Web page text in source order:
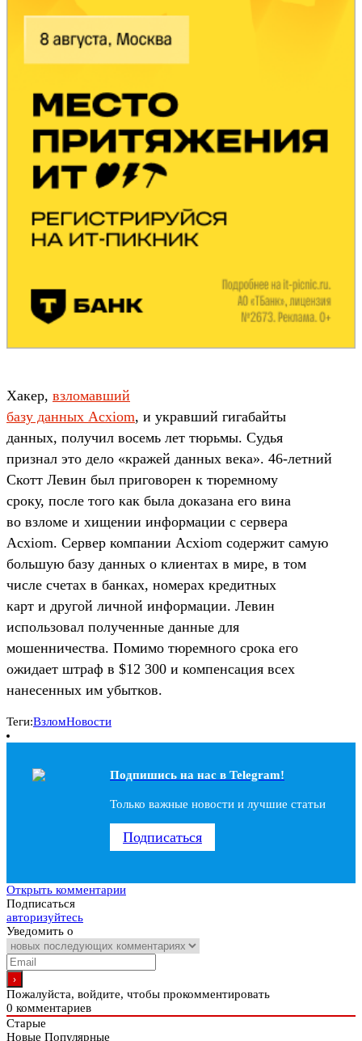
Хакер, взломавший
базу данных Acxiom, и укравший гигабайты
данных, получил восемь лет тюрьмы. Судья
признал это дело «кражей данных века». 46-летний
Скотт Левин был приговорен к тюремному
сроку, после того как была доказана его вина
во взломе и хищении информации с сервера
Acxiom. Сервер компании Acxiom содержит самую
большую базу данных о клиентах в мире, в том
числе счетах в банках, номерах кредитных
карт и другой личной информации. Левин
использовал полученные данные для
мошенничества. Помимо тюремного срока его
ожидает штраф в $12 300 и компенсация всех
нанесенных им убытков.
Теги:ВзломНовости
Подпишись на наc в Telegram!
Только важные новости и лучшие статьи
Подписаться
Открыть комментарии
Подписаться
авторизуйтесь
Уведомить о
Пожалуйста, войдите, чтобы прокомментировать
0 комментариев
Старые
Новые Популярные